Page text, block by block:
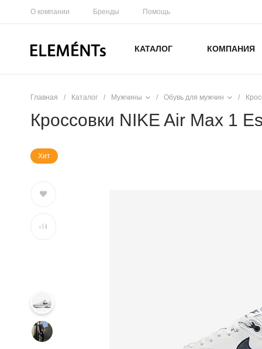
О компании Бренды Помощь
КАТАЛОГ КОМПАНИЯ
Главная / Каталог / Мужчины / Обувь для мужчин /
Кроссовки NIKE Air Max 1
Хит